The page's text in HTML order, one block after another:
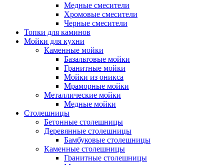
Медные смесители
Хромовые смесители
Черные смесители
Топки для каминов
Мойки для кухни
Каменные мойки
Базальтовые мойки
Гранитные мойки
Мойки из оникса
Мраморные мойки
Металлические мойки
Медные мойки
Столешницы
Бетонные столешницы
Деревянные столешницы
Бамбуковые столешницы
Каменные столешницы
Гранитные столешницы